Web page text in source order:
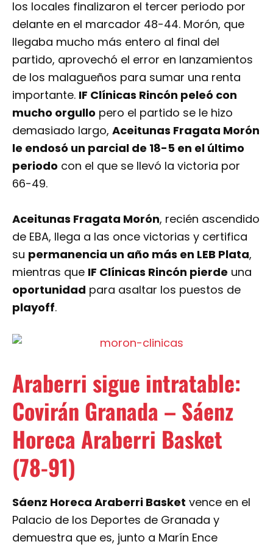
los locales finalizaron el tercer periodo por
delante en el marcador 48-44. Morón, que
llegaba mucho más entero al final del
partido, aprovechó el error en lanzamientos
de los malagueños para sumar una renta
importante. IF Clínicas Rincón peleó con
mucho orgullo pero el partido se le hizo
demasiado largo, Aceitunas Fragata Morón
le endosó un parcial de 18-5 en el último
periodo con el que se llevó la victoria por
66-49.
Aceitunas Fragata Morón, recién ascendido
de EBA, llega a las once victorias y certifica
su permanencia un año más en LEB Plata,
mientras que IF Clínicas Rincón pierde una
oportunidad para asaltar los puestos de
playoff.
Araberri sigue intratable:
Covirán Granada – Sáenz
Horeca Araberri Basket
(78-91)
Sáenz Horeca Araberri Basket vence en el
Palacio de los Deportes de Granada y
demuestra que es, junto a Marín Ence